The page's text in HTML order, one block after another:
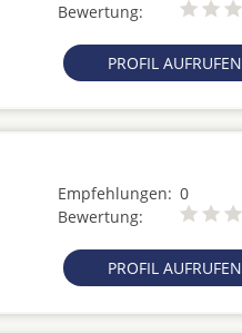
Bewertung:
PROFIL AUFRUFEN
Empfehlungen: 0
Bewertung:
PROFIL AUFRUFEN